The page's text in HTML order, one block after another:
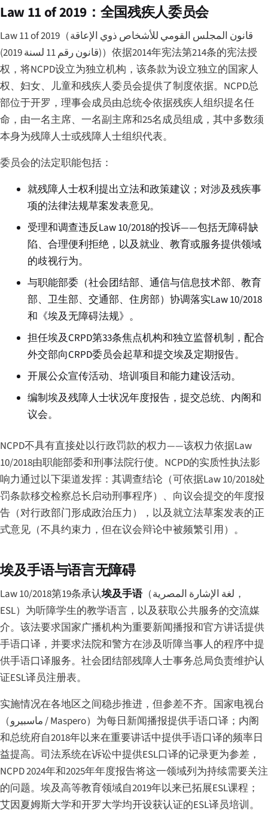
Law 11 of 2019：全国残疾人委员会
Law 11 of 2019（قانون المجلس القومي للأشخاص ذوي الإعاقة
(قانون رقم 11 لسنة 2019)）依据2014年宪法第214条的宪法授
权，将NCPD设立为独立机构，该条款为设立独立的国家人
权、妇女、儿童和残疾人委员会提供了制度依据。NCPD总
部位于开罗，理事会成员由总统令依据残疾人组织提名任
命，由一名主席、一名副主席和25名成员组成，其中多数须
本身为残障人士或残障人士组织代表。
委员会的法定职能包括：
就残障人士权利提出立法和政策建议；对涉及残疾事
项的法律法规草案发表意见。
受理和调查违反Law 10/2018的投诉——包括无障碍缺
陷、合理便利拒绝，以及就业、教育或服务提供领域
的歧视行为。
与职能部委（社会团结部、通信与信息技术部、教育
部、卫生部、交通部、住房部）协调落实Law 10/2018
和《埃及无障碍法规》。
担任埃及CRPD第33条焦点机构和独立监督机制，配合
外交部向CRPD委员会起草和提交埃及定期报告。
开展公众宣传活动、培训项目和能力建设活动。
编制埃及残障人士状况年度报告，提交总统、内阁和
议会。
NCPD不具有直接处以行政罚款的权力——该权力依据Law
10/2018由职能部委和刑事法院行使。NCPD的实质性执法影
响力通过以下渠道发挥：其调查结论（可依据Law 10/2018处
罚条款移交检察总长启动刑事程序）、向议会提交的年度报
告（对行政部门形成政治压力），以及就立法草案发表的正
式意见（不具约束力，但在议会辩论中被频繁引用）。
埃及手语与语言无障碍
Law 10/2018第19条承认埃及手语（لغة الإشارة المصرية ，
ESL）为听障学生的教学语言，以及获取公共服务的交流媒
介。该法要求国家广播机构为重要新闻播报和官方讲话提供
手语口译，并要求法院和警方在涉及听障当事人的程序中提
供手语口译服务。社会团结部残障人士事务总局负责维护认
证ESL译员注册表。
实施情况在各地区之间稳步推进，但参差不齐。国家电视台
（ماسبيرو/ Maspero）为每日新闻播报提供手语口译；内阁
和总统府自2018年以来在重要讲话中提供手语口译的频率日
益提高。司法系统在诉讼中提供ESL口译的记录更为参差，
NCPD 2024年和2025年年度报告将这一领域列为持续需要关注
的问题。埃及高等教育领域自2019年以来已拓展ESL课程；
艾因夏姆斯大学和开罗大学均开设获认证的ESL译员培训。